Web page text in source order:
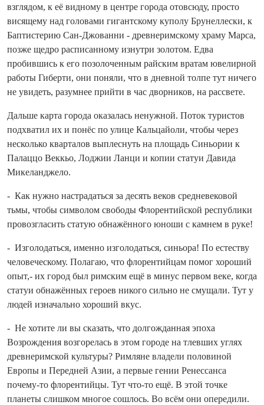
взглядом, к её видному в центре города отовсюду, просто
висящему над головами гигантскому куполу Брунеллески, к
Баптистерию Сан‑Джованни - древнеримскому храму Марса,
позже щедро расписанному изнутри золотом. Едва
пробившись к его позолоченным райским вратам ювелирной
работы Гиберти, они поняли, что в дневной толпе тут ничего
не увидеть, разумнее прий­ти в час дворников, на рассвете.
Дальше карта города оказалась не­нужной. Поток туристов
подхватил их и понёс по улице Кальцайоли, чтобы через
несколько кварталов выплеснуть на площадь Синьории к
Палаццо Веккьо, Лоджии Ланци и копии статуи Давида
Микеланджело.
- Как нужно настрадаться за десять веков средневековой
тьмы, чтобы символом свободы Флорентийской респуб­лики
провозгласить статую обнажённого юноши с камнем в руке!
- Изголодаться, именно изголодаться, синьора! По естеству
человеческому. Полагаю, что флорентийцам помог хороший
опыт,- их город был римским ещё в минус первом веке, ко­гда
статуи обнажённых героев никого сильно не смущали. Тут у
людей изначально хороший вкус.
- Не хотите ли вы сказать, что долгожданная эпоха
Возрождения возгорелась в этом городе на тлевших углях
древнеримской культуры? Римляне владели половиной
Европы и Передней Азии, а первые гении Ренессанса
почему‑то флорентийцы. Тут что‑то ещё. В этой точке
планеты слишком многое сошлось. Во всём они опередили.